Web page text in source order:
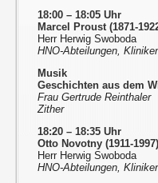
18:00 – 18:05 Uhr
Marcel Proust (1871-
Herr Herwig Swoboda
HNO-Abteilungen,
Musik
Geschichten aus dem
Frau Gertrude Reinthaler
Zither
18:20 – 18:35 Uhr
Otto Novotny (1911-
Herr Herwig Swoboda
HNO-Abteilungen,